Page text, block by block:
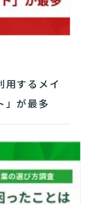
用するメイ
」が最多